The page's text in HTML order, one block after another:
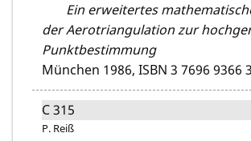
Ein erweitertes
der Aerotriangulation zur
Punktbestimmung
München 1986, ISBN 3 7696 9366
C 315
P. Reiß